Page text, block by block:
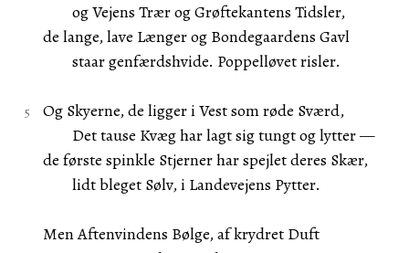
og Vejens Trær og Grøftekantens Tidsler,
de lange, lave Længer og Bondegaardens Gavl
staar genfærdshvide. Poppelløvet risler.
Og Skyerne, de ligger i Vest som røde Sværd,
Det tause Kvæg har lagt sig tungt og lytter —
de første spinkle Stjerner har spejlet deres Skær,
lidt bleget Sølv, i Landevejens Pytter.
Men Aftenvindens Bølge, af krydret Duft